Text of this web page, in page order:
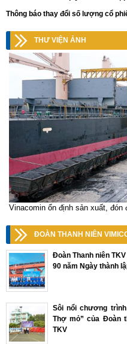
Thông báo thay đổi số lượng cổ
THƯ VIỆN ẢNH
Vinacomin ổn định sản xuất, đón
ĐOÀN THANH NIÊN
Đoàn Thanh niên
90 năm Ngày thành
Sôi nổi chương
Thợ mỏ” của Đoàn
TKV